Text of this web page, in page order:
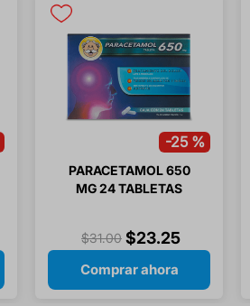
-25 %
PARACETAMOL 650
MG 24 TABLETAS
$31.00 $23.25
Comprar ahora